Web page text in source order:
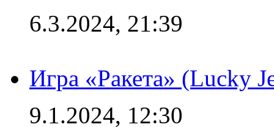
6.3.2024, 21:39
Игра «Ракета» (Lucky
9.1.2024, 12:30